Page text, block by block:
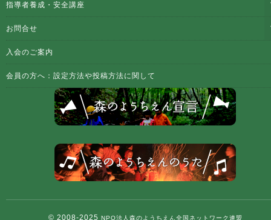
指導者養成・安全講座
お問合せ
入会のご案内
会員の方へ：設定方法や投稿方法に関して
© 2008-2025 NPO法人森のようちえん全国ネットワーク連盟